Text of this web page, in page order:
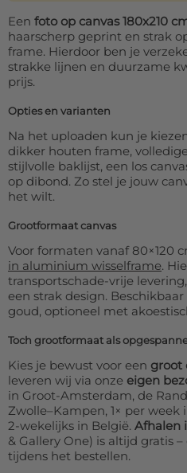
Een foto op canvas 180x210
haarscherp geprint en strak
frame. Hierdoor ben je
strakke lijnen en duurzame
prijs.
Opties en varianten
Na het uploaden kun je
dikker houten frame,
stijlvolle baklijst, een los
op dibond. Zo stel je jouw
het wilt.
Grootformaat canvas
Voor formaten vanaf 80×120
in aluminium wisselframe.
transportschade-vrije
een strak design.
goud, optioneel met
Toch grootformaat als
Kies je bewust voor een groot
leveren wij via onze eigen
in Groot-Amsterdam, de
Zwolle–Kampen, 1× per
2-wekelijks in België. Afhalen
& Gallery One) is altijd gratis
tijdens het bestellen.